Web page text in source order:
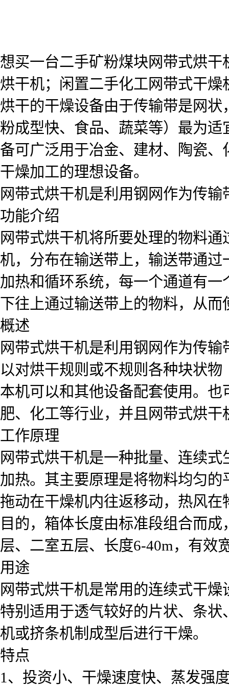
想买一台二手矿粉煤块网带式烘
烘干机；闲置二手化工网带式干
烘干的干燥设备由于传输带是网
粉成型快、食品、蔬菜等）最为
备可广泛用于冶金、建材、陶瓷
干燥加工的理想设备。
网带式烘干机是利用钢网作为传
功能介绍
网带式烘干机将所要处理的物料
机，分布在输送带上，输送带通
加热和循环系统，每一个通道有
下往上通过输送带上的物料，从而
概述
网带式烘干机是利用钢网作为传
以对烘干规则或不规则各种块状
本机可以和其他设备配套使用。
肥、化工等行业，并且网带式烘
工作原理
网带式烘干机是一种批量、连续
加热。其主要原理是将物料均匀
拖动在干燥机内往返移动，热风
目的，箱体长度由标准段组合而
层、二室五层、长度6-40m，有效
用途
网带式烘干机是常用的连续式干
特别适用于透气较好的片状、条
机或挤条机制成型后进行干燥。
特点
1、投资小、干燥速度快、蒸发强